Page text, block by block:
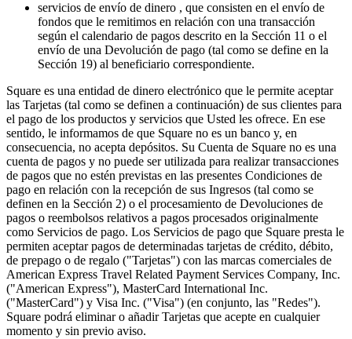
Fleca
Restaurants
Bars i cerveseries
Descobrir
Vista general
Tipos
Roba i accessoris
Mobles i articles per a la llar
Cellers i licoreries
Supermercats i botigues d'alimentació
Descobrir
Vista general
servicios de envío de dinero , que consisten en el envío de
fondos que le remitimos en relación con una transacción
según el calendario de pagos descrito en la Sección 11 o el
envío de una Devolución de pago (tal como se define en la
Sección 19) al beneficiario correspondiente.
Square es una entidad de dinero electrónico que le permite aceptar
las Tarjetas (tal como se definen a continuación) de sus clientes para
el pago de los productos y servicios que Usted les ofrece. En ese
sentido, le informamos de que Square no es un banco y, en
consecuencia, no acepta depósitos. Su Cuenta de Square no es una
cuenta de pagos y no puede ser utilizada para realizar transacciones
de pagos que no estén previstas en las presentes Condiciones de
pago en relación con la recepción de sus Ingresos (tal como se
definen en la Sección 2) o el procesamiento de Devoluciones de
pagos o reembolsos relativos a pagos procesados originalmente
como Servicios de pago. Los Servicios de pago que Square presta le
permiten aceptar pagos de determinadas tarjetas de crédito, débito,
de prepago o de regalo ("Tarjetas") con las marcas comerciales de
American Express Travel Related Payment Services Company, Inc.
("American Express"), MasterCard International Inc.
("MasterCard") y Visa Inc. ("Visa") (en conjunto, las "Redes").
Square podrá eliminar o añadir Tarjetas que acepte en cualquier
momento y sin previo aviso.